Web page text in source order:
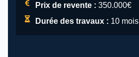
Prix de revente : 350.000€
Durée des travaux : 10 mois